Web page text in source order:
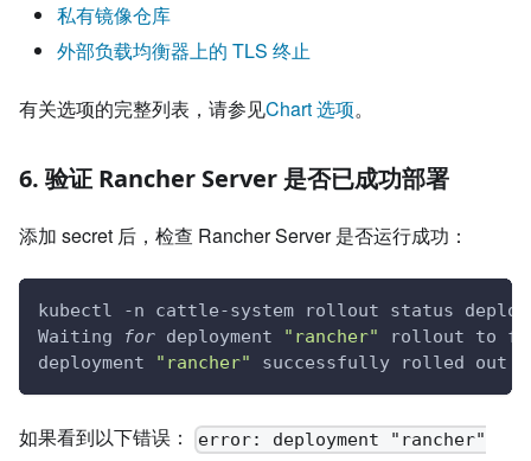
私有镜像仓库
外部负载均衡器上的 TLS 终止
有关选项的完整列表，请参见Chart 选项。
6. 验证 Rancher Server 是否已成功部署
添加 secret 后，检查 Rancher Server 是否运行成功：
kubectl -n cattle-system rollout status
Waiting
for deployment "rancher"
rollout to
deployment
"rancher" successfully rolled out
如果看到以下错误：
error: deployment "rancher"